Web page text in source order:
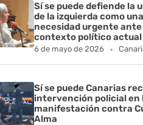
Sí se puede defiende la
de la izquierda como una
necesidad urgente ante
contexto político actual
6 de mayo de 2026
Sí se puede Canarias
intervención policial en
manifestación contra
Alma